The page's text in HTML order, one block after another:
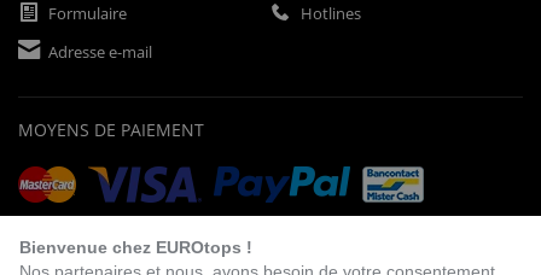
Formulaire
Hotlines
Adresse e-mail
MOYENS DE PAIEMENT
Paiement d'avance Facture Prélèvement bancaire
Bienvenue chez EUROtops !